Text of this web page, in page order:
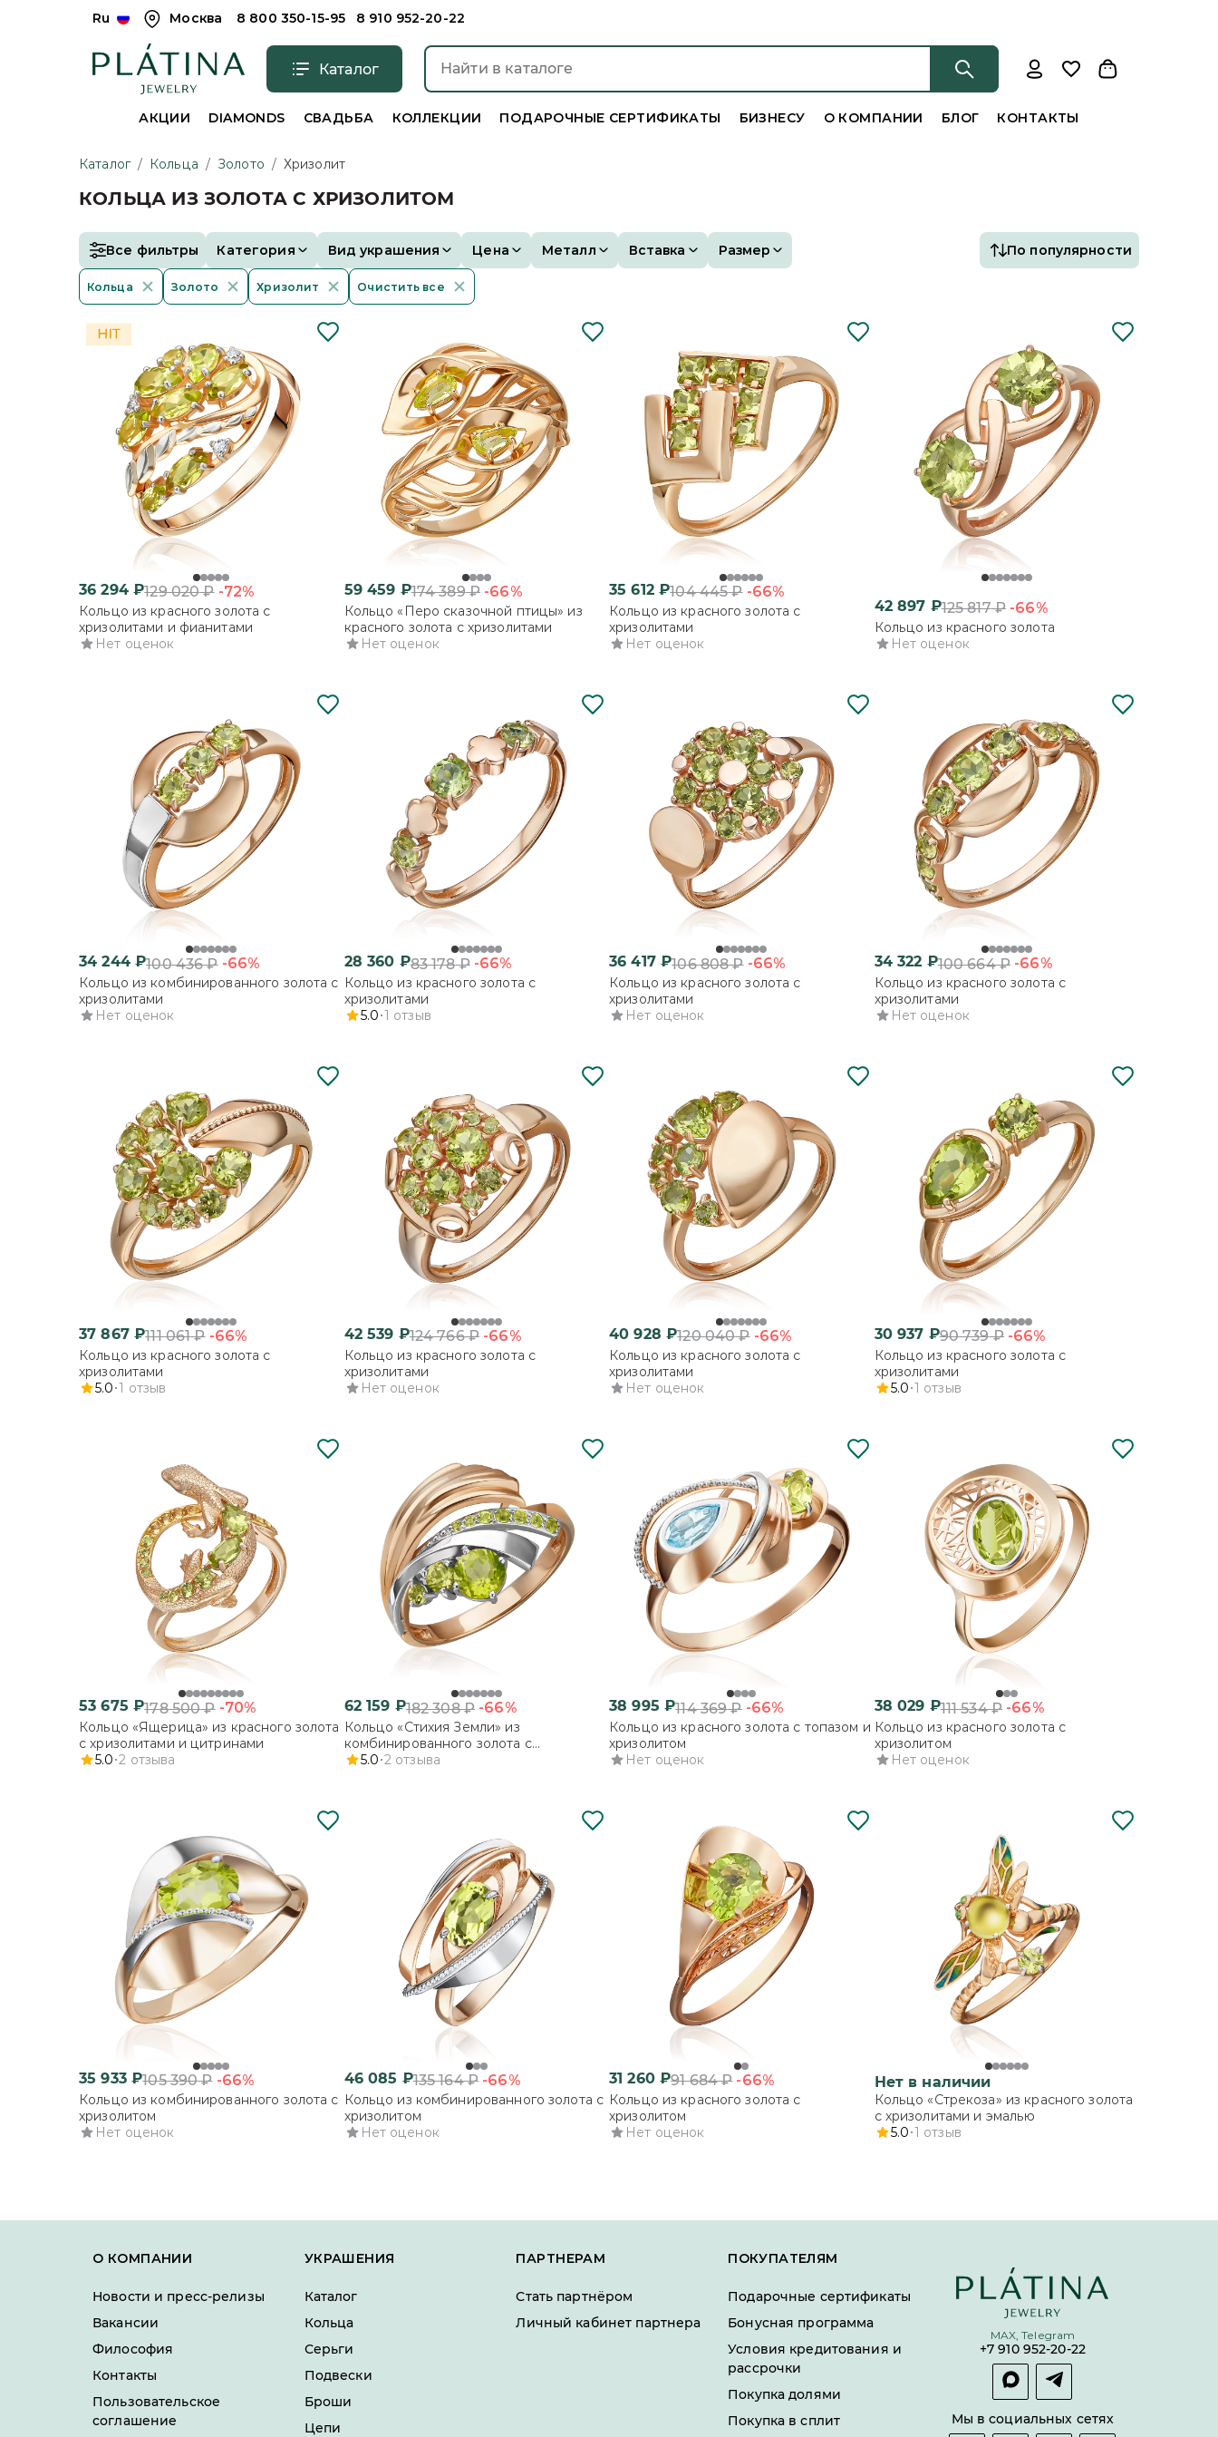
Ru Москва 8 800 350-15-95 8 910 952-20-22
Каталог
АКЦИИ DIAMONDS СВАДЬБА КОЛЛЕКЦИИ ПОДАРОЧНЫЕ СЕРТИФИКАТЫ БИЗНЕСУ О КОМПАНИИ БЛОГ КОНТАКТЫ
Каталог / Кольца / Золото / Хризолит
КОЛЬЦА ИЗ ЗОЛОТА С ХРИЗОЛИТОМ
Все фильтры Категория Вид украшения Цена Металл Вставка Размер По популярности
Кольца Золото Хризолит Очистить все
36 294₽129 020₽ -72%
Кольцо из красного золота с
хризолитами и фианитами
Нет оценок
59 459 ₽174 389₽ -66%
Кольцо «Перо сказочной птицы» из
красного золота с хризолитами
Нет оценок
35 612₽104 445₽ -66%
Кольцо из красного золота с
хризолитами
Нет оценок
42 897 ₽125 817₽ -66%
Кольцо из красного золота
Нет оценок
34 244₽100 436₽ -66%
Кольцо из комбинированного золота с
хризолитами
Нет оценок
28 360 ₽83 178₽ -66%
Кольцо из красного золота с
хризолитами
5.0 1 отзыв
36 417₽106 808₽ -66%
Кольцо из красного золота с
хризолитами
Нет оценок
34 322 ₽100 664₽ -66%
Кольцо из красного золота с
хризолитами
Нет оценок
37 867₽111 061₽ -66%
Кольцо из красного золота с
хризолитами
5.0 1 отзыв
42 539 ₽124 766₽ -66%
Кольцо из красного золота с
хризолитами
Нет оценок
40 928 ₽120 040₽ -66%
Кольцо из красного золота с
хризолитами
Нет оценок
30 937 ₽90 739₽ -66%
Кольцо из красного золота с
хризолитами
5.0 1 отзыв
53 675 ₽178 500₽ -70%
Кольцо «Ящерица» из красного золота
с хризолитами и цитринами
5.0 2 отзыва
62 159 ₽182 308₽ -66%
Кольцо «Стихия Земли» из
комбинированного золота с
хризолитами
5.0 2 отзыва
38 995 ₽114 369₽ -66%
Кольцо из красного золота с топазом и
хризолитом
Нет оценок
38 029 ₽111 534₽ -66%
Кольцо из красного золота с
хризолитом
Нет оценок
35 933₽105 390₽ -66%
Кольцо из комбинированного золота с
хризолитом
Нет оценок
46 085 ₽135 164₽ -66%
Кольцо из комбинированного золота с
хризолитом
Нет оценок
31 260₽91 684₽ -66%
Кольцо из красного золота с
хризолитом
Нет оценок
Нет в наличии
Кольцо «Стрекоза» из красного золота
с хризолитами и эмалью
5.0 1 отзыв
О КОМПАНИИ
Новости и пресс-релизы
Вакансии
Философия
Контакты
Пользовательское
соглашение
УКРАШЕНИЯ
Каталог
Кольца
Серьги
Подвески
Броши
Цепи
ПАРТНЕРАМ
Стать партнёром
Личный кабинет партнера
ПОКУПАТЕЛЯМ
Подарочные сертификаты
Бонусная программа
Условия кредитования и
рассрочки
Покупка долями
Покупка в сплит
MAX, Telegram
+7 910 952-20-22
Мы в социальных сетях